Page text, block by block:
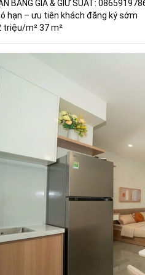
BẢNG GIÁ & GIỮ SUẤT:
hạn – ưu tiên khách đăng ký sớm
triệu/m² 37 m²